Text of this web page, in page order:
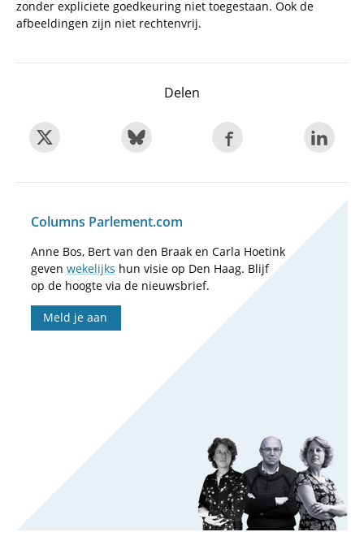
zonder expliciete goedkeuring niet toegestaan. Ook de
afbeeldingen zijn niet rechtenvrij.
Delen
Columns Parlement.com
Anne Bos, Bert van den Braak en Carla Hoetink
geven wekelijks hun visie op Den Haag. Blijf
op de hoogte via de nieuwsbrief.
Meld je aan